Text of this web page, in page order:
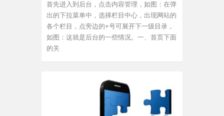
首先进入到后台，点击内容管理，如图：在弹
出的下拉菜单中，选择栏目中心，出现网站的
各个栏目，点旁边的+号可展开下一级目录，
如图：这就是后台的一些情况。一、首页下面
的关